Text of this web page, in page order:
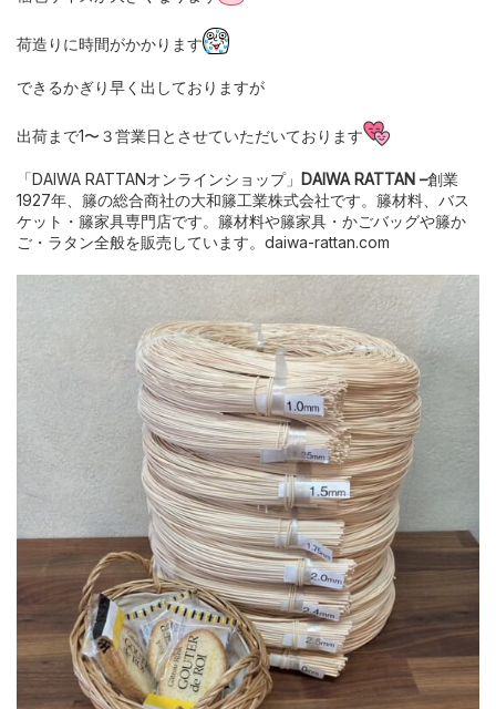
荷造りに時間がかかります
できるかぎり早く出しておりますが
出荷まで1〜３営業日とさせていただいております
「DAIWA RATTANオンラインショップ」 DAIWA RATTAN –創業
1927年、籐の総合商社の大和籐工業株式会社です。籐材料、バス
ケット・籐家具専門店です。籐材料や籐家具・かごバッグや籐か
ご・ラタン全般を販売しています。daiwa-rattan.com